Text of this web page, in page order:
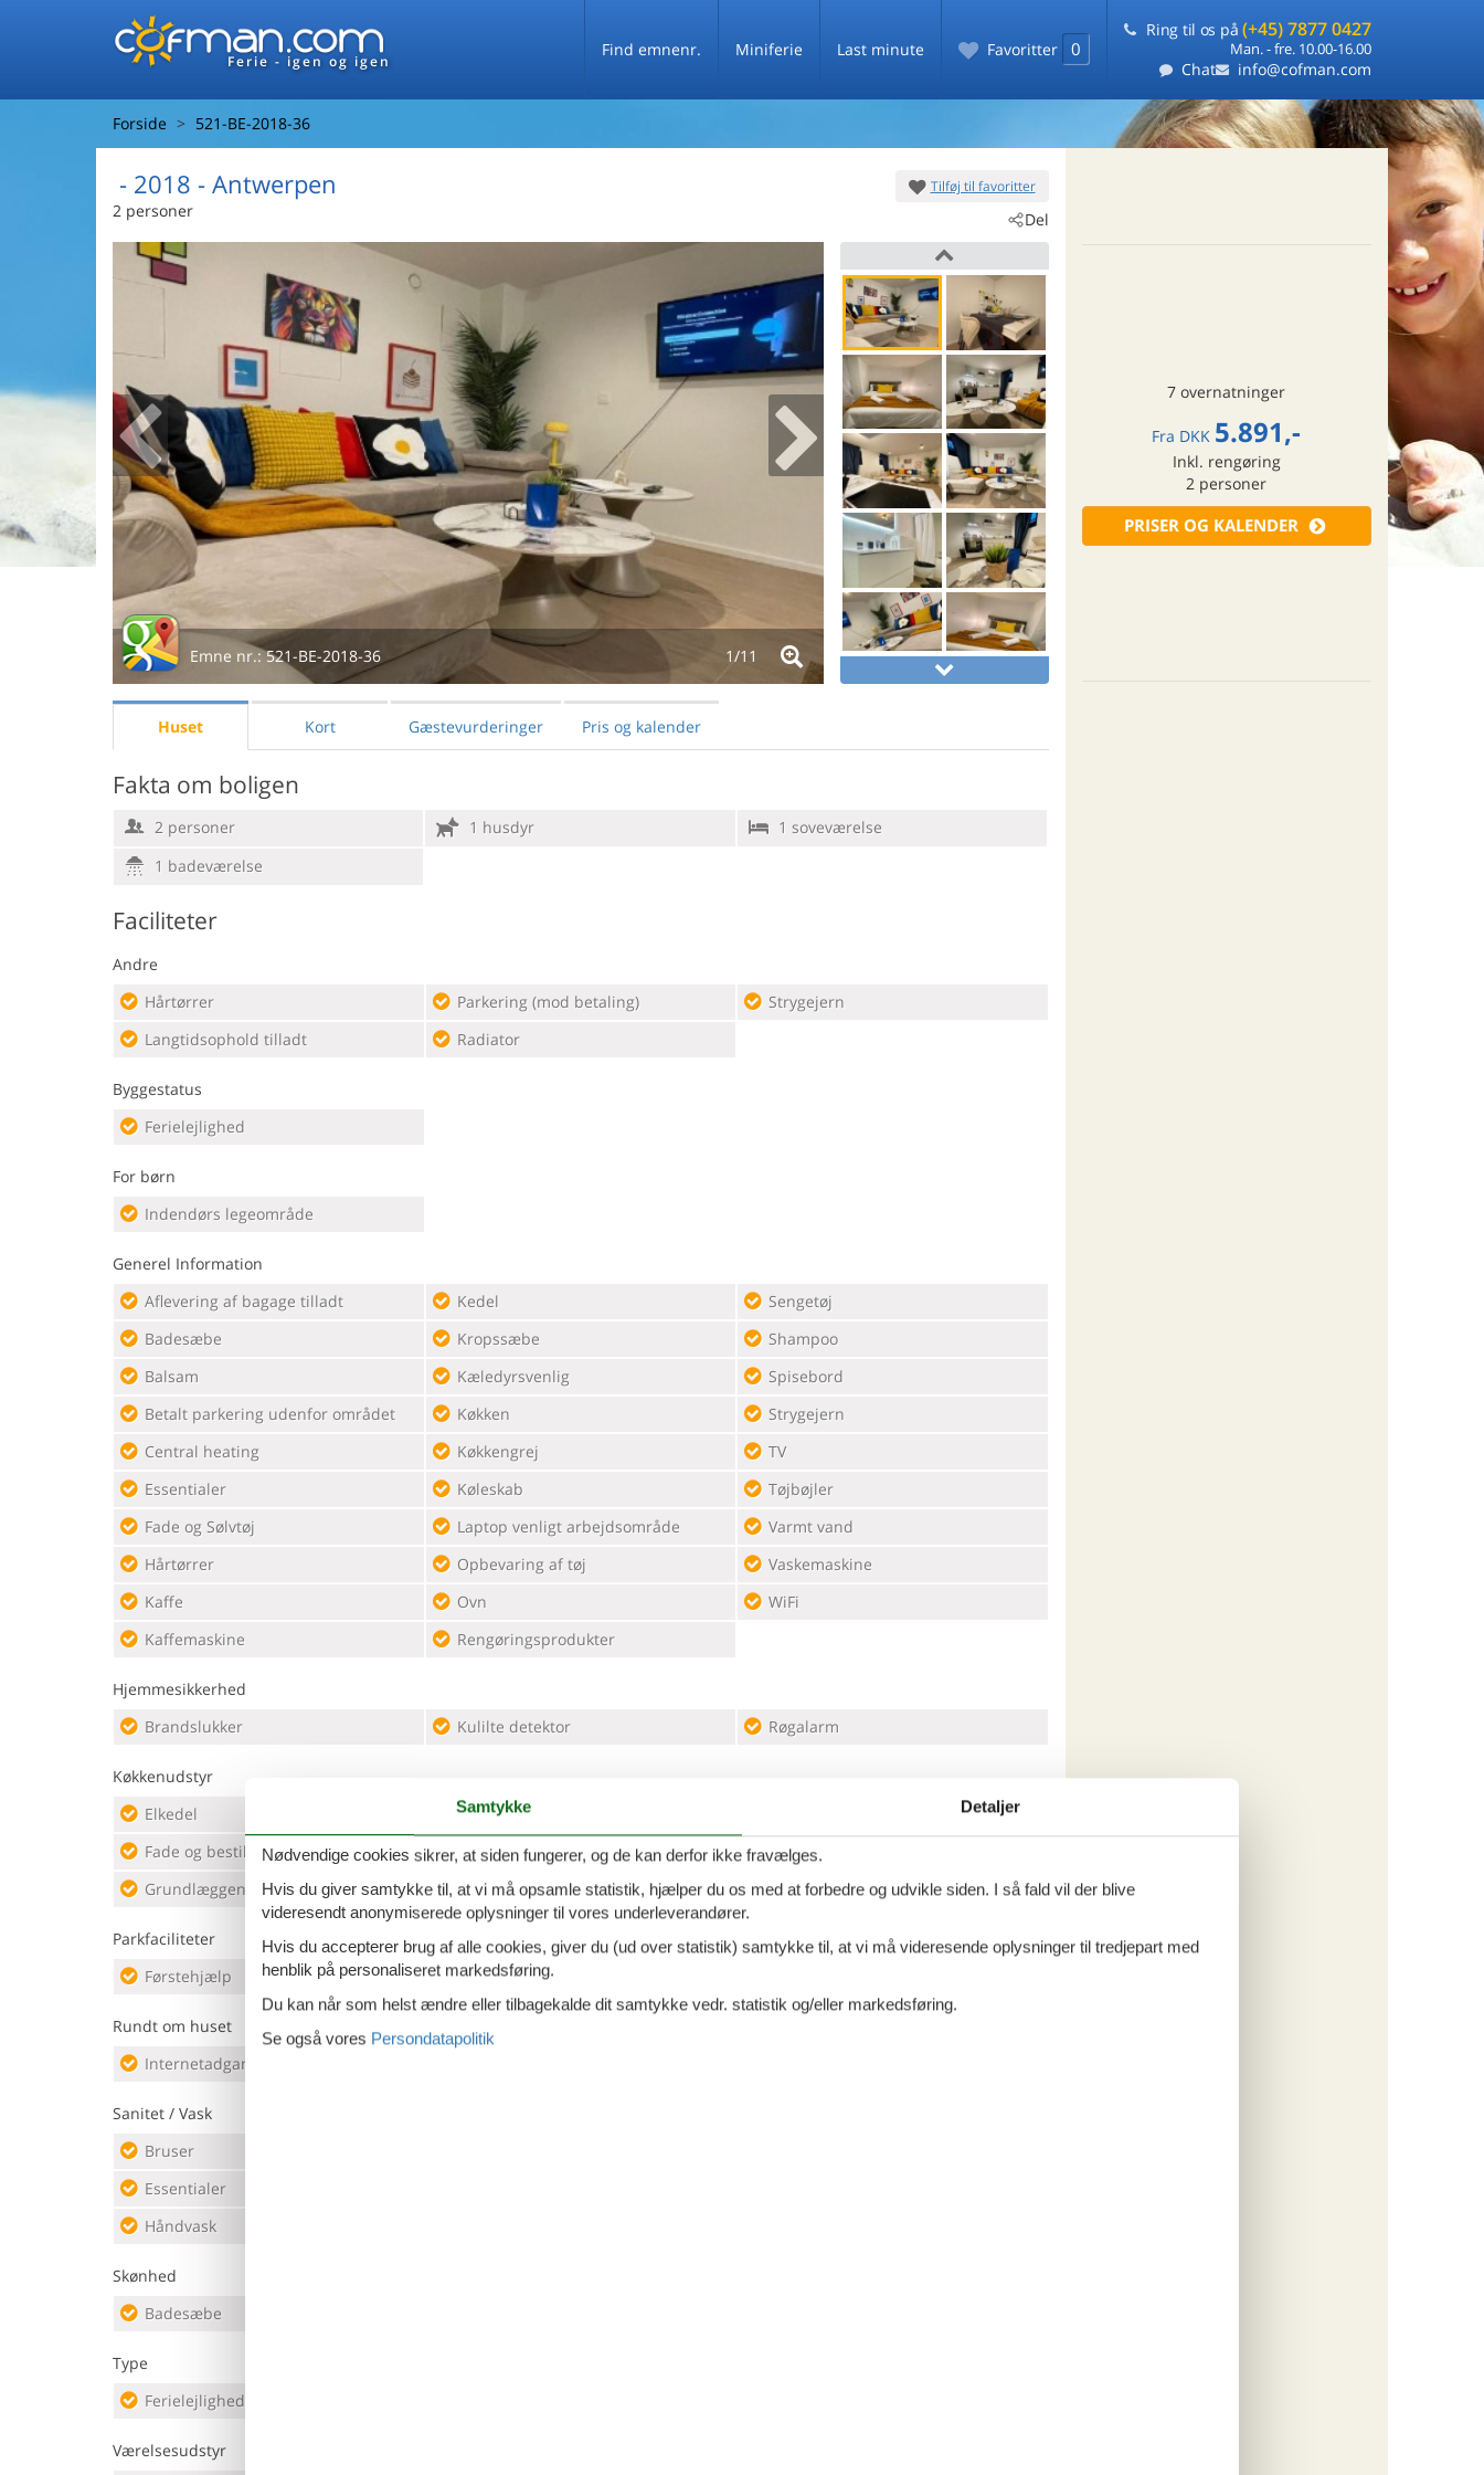
Ferie - igen og igen
Find emnenr. Miniferie Last minute Favoritter 0
Ring til os på (+45) 7877 0427
Man. - fre. 10.00-16.00
Chat info@cofman.com
Forside 521-BE-2018-36
Tilføj til favoritter
Del
- 2018 - Antwerpen
2 personer
Emne nr.:521-BE-2018-36 1/11
7 overnatninger
Fra DKK 5.891,-
Inkl. rengøring
2 personer
PRISER OG KALENDER
Huset Kort Gæstevurderinger Pris og kalender
Fakta om boligen
2 personer 1 husdyr
1 soveværelse
1 badeværelse
Faciliteter
Andre
Hårtørrer
Langtidsophold tilladt
Parkering (mod betaling)
Radiator
Strygejern
Byggestatus
Ferielejlighed
For børn
Indendørs legeområde
Generel Information
Aflevering af bagage tilladt
Badesæbe
Balsam
Betalt parkering udenfor området
Central heating
Essentialer
Fade og Sølvtøj
Hårtørrer
Kaffe
Kaffemaskine
Kedel
Kropssæbe
Kæledyrsvenlig
Køkken
Køkkengrej
Køleskab
Laptop venligt arbejdsområde
Opbevaring af tøj
Ovn
Rengøringsprodukter
Sengetøj
Shampoo
Spisebord
Strygejern
TV
Tøjbøjler
Varmt vand
Vaskemaskine
WiFi
Hjemmesikkerhed
Brandslukker
Kulilte detektor Røgalarm
Køkkenudstyr
Elkedel
Fade og bestik
Grundlæggende køkkenudstyr
Kaffe
Kaffemaskine
Køleskab - Fryser
Parkfaciliteter
Førstehjælp
Kulilte detektor
Rundt om huset
Internetadgang DSL
Sanitet / Vask
Bruser
Essentialer
Håndvask
Skønhed
Badesæbe
Type
Ferielejlighed
Værelsesudstyr
Samtykke Detaljer
Nødvendige cookies sikrer, at siden fungerer, og de kan derfor ikke fravælges.
Hvis du giver samtykke til, at vi må opsamle statistik, hjælper du os med at forbedre og udvikle siden. I så fald vil der blive
videresendt anonymiserede oplysninger til vores underleverandører.
Hvis du accepterer brug af alle cookies, giver du (ud over statistik) samtykke til, at vi må videresende oplysninger til tredjepart med
henblik på personaliseret markedsføring.
Du kan når som helst ændre eller tilbagekalde dit samtykke vedr. statistik og/eller markedsføring.
Se også vores Persondatapolitik